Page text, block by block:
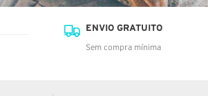
ENVIO GRATUITO
Sem compra mínima